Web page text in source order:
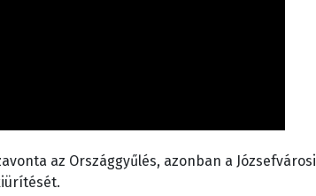
az Országgyűlés, azonban a Józsefvárosi